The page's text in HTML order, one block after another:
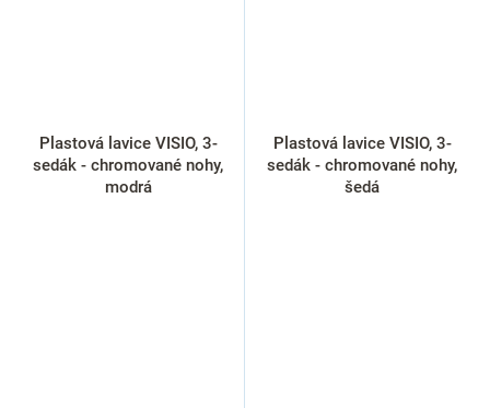
Plastová lavice VISIO, 3-
sedák - chromované nohy,
modrá
Plastová lavice VISIO, 3-
sedák - chromované nohy,
šedá